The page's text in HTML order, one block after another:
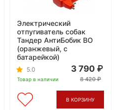
Электрический
отпугиватель собак
Тандер АнтиБобик BO
(оранжевый, с
батарейкой)
5.0
Товар в наличии
3 790
8 420
В КОРЗИНУ